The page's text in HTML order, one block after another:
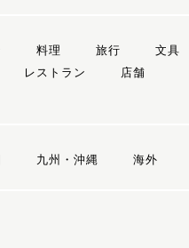
料理 旅行
文具
レストラン
店舗
九州・沖縄 海外